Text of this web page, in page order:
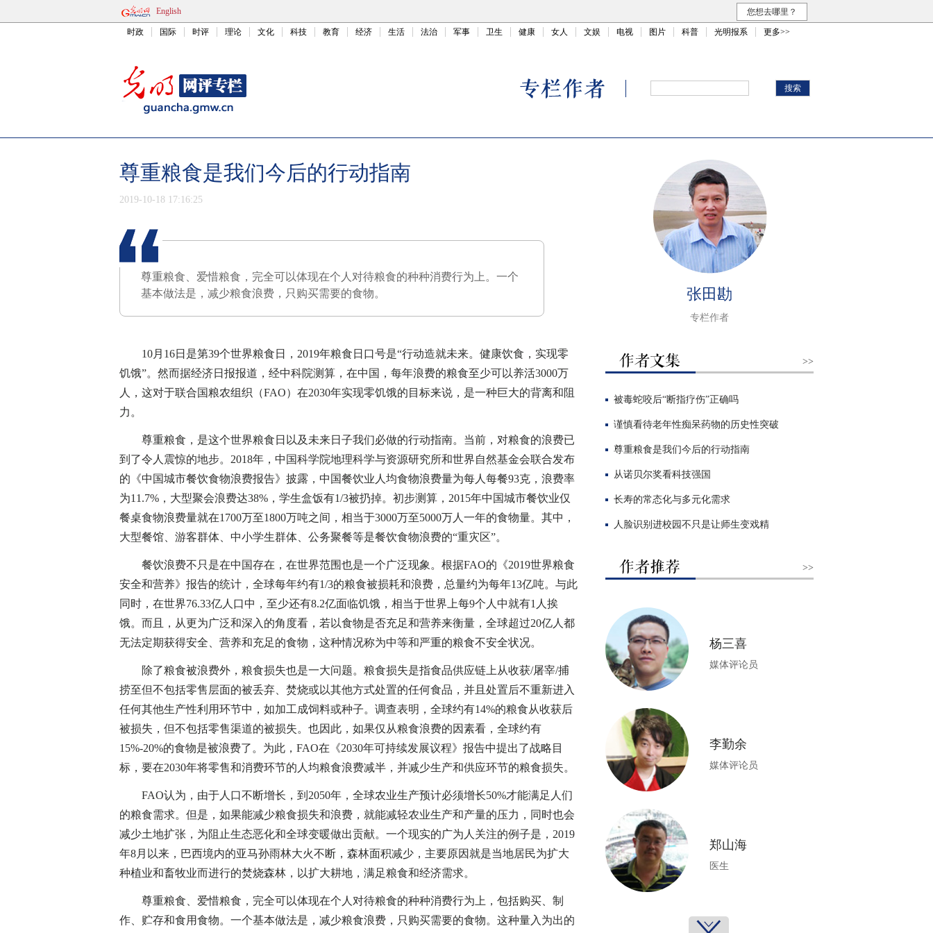
English 您想去哪里？
时政 国际 时评 理论 文化 科技 教育 经济 生活 法治 军事 卫生 健康 女人 文娱 电视 图片 科普 光明报系 更多>>
尊重粮食是我们今后的行动指南
2019-10-18 17:16:25
尊重粮食、爱惜粮食，完全可以体现在个人对待粮食的种种消费行为上。一个
基本做法是，减少粮食浪费，只购买需要的食物。
10月16日是第39个世界粮食日，2019年粮食日口号是“行动造就未来。健康饮食，实现零
饥饿”。然而据经济日报报道，经中科院测算，在中国，每年浪费的粮食至少可以养活3000万
人，这对于联合国粮农组织（FAO）在2030年实现零饥饿的目标来说，是一种巨大的背离和阻
力。
尊重粮食，是这个世界粮食日以及未来日子我们必做的行动指南。当前，对粮食的浪费已
到了令人震惊的地步。2018年，中国科学院地理科学与资源研究所和世界自然基金会联合发布
的《中国城市餐饮食物浪费报告》披露，中国餐饮业人均食物浪费量为每人每餐93克，浪费率
为11.7%，大型聚会浪费达38%，学生盒饭有1/3被扔掉。初步测算，2015年中国城市餐饮业仅
餐桌食物浪费量就在1700万至1800万吨之间，相当于3000万至5000万人一年的食物量。其中，
大型餐馆、游客群体、中小学生群体、公务聚餐等是餐饮食物浪费的“重灾区”。
餐饮浪费不只是在中国存在，在世界范围也是一个广泛现象。根据FAO的《2019世界粮食
安全和营养》报告的统计，全球每年约有1/3的粮食被损耗和浪费，总量约为每年13亿吨。与此
同时，在世界76.33亿人口中，至少还有8.2亿面临饥饿，相当于世界上每9个人中就有1人挨
饿。而且，从更为广泛和深入的角度看，若以食物是否充足和营养来衡量，全球超过20亿人都
无法定期获得安全、营养和充足的食物，这种情况称为中等和严重的粮食不安全状况。
除了粮食被浪费外，粮食损失也是一大问题。粮食损失是指食品供应链上从收获/屠宰/捕
捞至但不包括零售层面的被丢弃、焚烧或以其他方式处置的任何食品，并且处置后不重新进入
任何其他生产性利用环节中，如加工成饲料或种子。调查表明，全球约有14%的粮食从收获后
被损失，但不包括零售渠道的被损失。也因此，如果仅从粮食浪费的因素看，全球约有
15%-20%的食物是被浪费了。为此，FAO在《2030年可持续发展议程》报告中提出了战略目
标，要在2030年将零售和消费环节的人均粮食浪费减半，并减少生产和供应环节的粮食损失。
FAO认为，由于人口不断增长，到2050年，全球农业生产预计必须增长50%才能满足人们
的粮食需求。但是，如果能减少粮食损失和浪费，就能减轻农业生产和产量的压力，同时也会
减少土地扩张，为阻止生态恶化和全球变暖做出贡献。一个现实的广为人关注的例子是，2019
年8月以来，巴西境内的亚马孙雨林大火不断，森林面积减少，主要原因就是当地居民为扩大
种植业和畜牧业而进行的焚烧森林，以扩大耕地，满足粮食和经济需求。
尊重粮食、爱惜粮食，完全可以体现在个人对待粮食的种种消费行为上，包括购买、制
作、贮存和食用食物。一个基本做法是，减少粮食浪费，只购买需要的食物。这种量入为出的
张田勘
专栏作者
>>
被毒蛇咬后“断指疗伤”正确吗
谨慎看待老年性痴呆药物的历史性突破
尊重粮食是我们今后的行动指南
从诺贝尔奖看科技强国
长寿的常态化与多元化需求
人脸识别进校园不只是让师生变戏精
>>
杨三喜
媒体评论员
李勤余
媒体评论员
郑山海
医生